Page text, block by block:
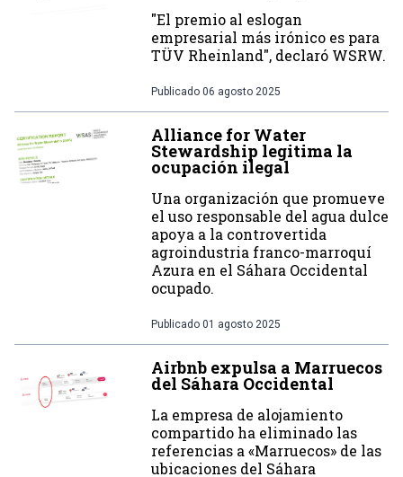
"El premio al eslogan
empresarial más irónico es para
TÜV Rheinland", declaró WSRW.
Publicado 06 agosto 2025
Alliance for Water
Stewardship legitima la
ocupación ilegal
Una organización que promueve
el uso responsable del agua dulce
apoya a la controvertida
agroindustria franco-marroquí
Azura en el Sáhara Occidental
ocupado.
Publicado 01 agosto 2025
Airbnb expulsa a Marruecos
del Sáhara Occidental
La empresa de alojamiento
compartido ha eliminado las
referencias a «Marruecos» de las
ubicaciones del Sáhara